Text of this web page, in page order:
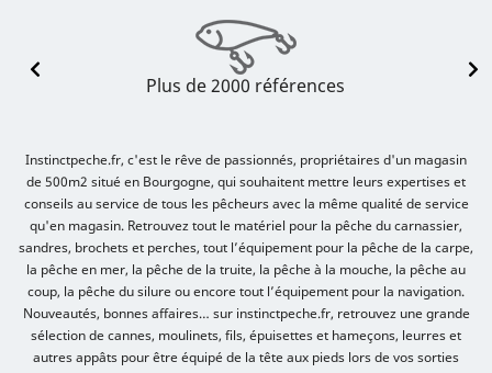
Plus de 2000 références
Instinctpeche.fr, c'est le rêve de passionnés, propriétaires d'un magasin
de 500m2 situé en Bourgogne, qui souhaitent mettre leurs expertises et
conseils au service de tous les pêcheurs avec la même qualité de service
qu'en magasin. Retrouvez tout le matériel pour la pêche du carnassier,
sandres, brochets et perches, tout l’équipement pour la pêche de la carpe,
la pêche en mer, la pêche de la truite, la pêche à la mouche, la pêche au
coup, la pêche du silure ou encore tout l’équipement pour la navigation.
Nouveautés, bonnes affaires… sur instinctpeche.fr, retrouvez une grande
sélection de cannes, moulinets, fils, épuisettes et hameçons, leurres et
autres appâts pour être équipé de la tête aux pieds lors de vos sorties